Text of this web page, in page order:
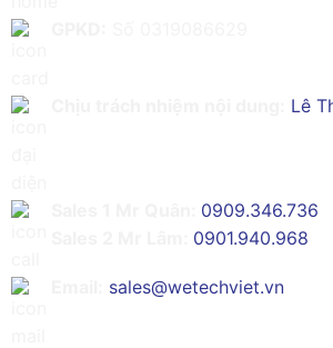
Lê
0909.346.736
0901.940.968
sales@wetechviet.vn